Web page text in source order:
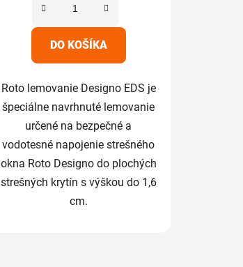
DO KOŠÍKA
Roto lemovanie Designo EDS je
špeciálne navrhnuté lemovanie
určené na bezpečné a
vodotesné napojenie strešného
okna Roto Designo do plochých
strešných krytín s výškou do 1,6
cm.